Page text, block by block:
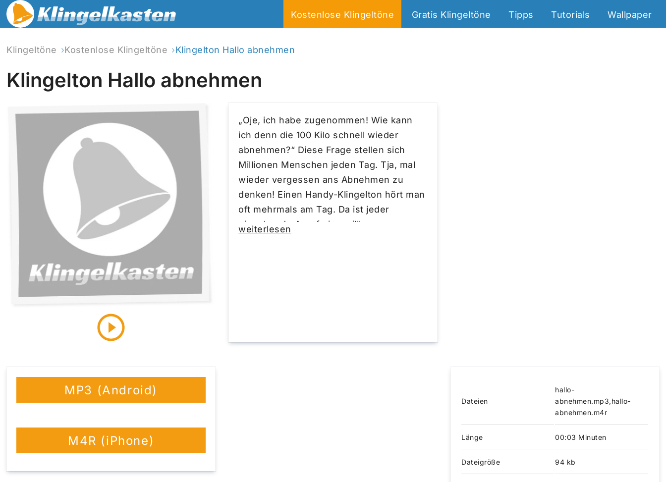
Kostenlose Klingeltöne Gratis Klingeltöne Tipps Tutorials Wallpaper
Klingeltöne Kostenlose Klingeltöne Klingelton Hallo abnehmen
Klingelton Hallo abnehmen
„Oje, ich habe zugenommen! Wie kann
ich denn die 100 Kilo schnell wieder
abnehmen?“ Diese Frage stellen sich
Millionen Menschen jeden Tag. Tja, mal
wieder vergessen ans Abnehmen zu
denken! Einen Handy-Klingelton hört man
oft mehrmals am Tag. Da ist jeder
eingehende Anruf eine willkommene
weiterlesen
MP3 (Android)
M4R (iPhone)
Dateien
hallo-
abnehmen.mp3,hallo-
abnehmen.m4r
Länge 00:03 Minuten
Dateigröße 94 kb